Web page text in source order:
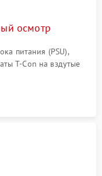
осмотр
питания (PSU),
T-Con на вздутые
шлейфов.